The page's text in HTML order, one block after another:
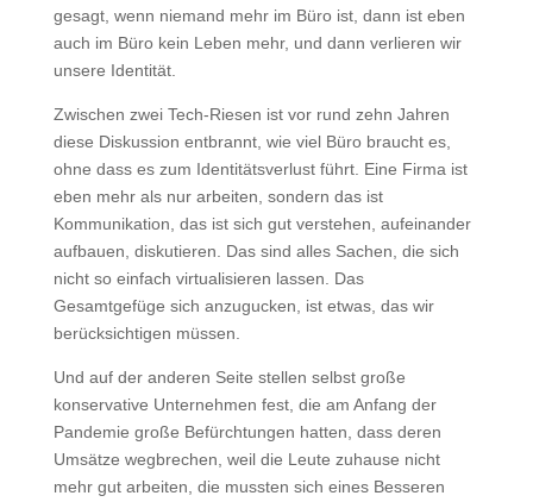
gesagt, wenn niemand mehr im Büro ist, dann ist eben
auch im Büro kein Leben mehr, und dann verlieren wir
unsere Identität.
Zwischen zwei Tech-Riesen ist vor rund zehn Jahren
diese Diskussion entbrannt, wie viel Büro braucht es,
ohne dass es zum Identitätsverlust führt. Eine Firma ist
eben mehr als nur arbeiten, sondern das ist
Kommunikation, das ist sich gut verstehen, aufeinander
aufbauen, diskutieren. Das sind alles Sachen, die sich
nicht so einfach virtualisieren lassen. Das
Gesamtgefüge sich anzugucken, ist etwas, das wir
berücksichtigen müssen.
Und auf der anderen Seite stellen selbst große
konservative Unternehmen fest, die am Anfang der
Pandemie große Befürchtungen hatten, dass deren
Umsätze wegbrechen, weil die Leute zuhause nicht
mehr gut arbeiten, die mussten sich eines Besseren